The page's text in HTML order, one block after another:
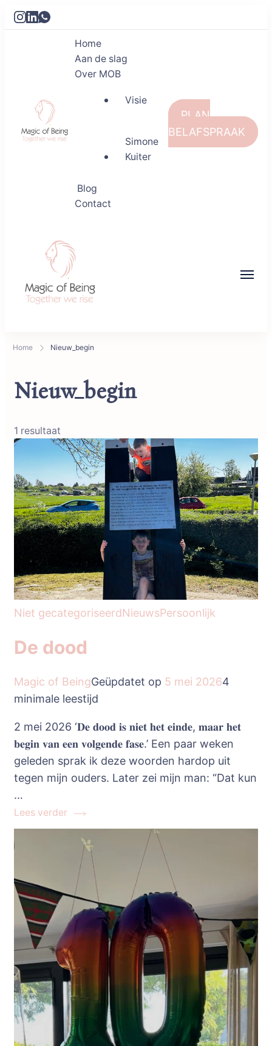
Magic of Being
Home
Aan de slag
Over MOB
Visie
Simone
Kuiter
Blog
Contact
PLAN
BELAFSPRAAK
Home Nieuw_begin
Nieuw_begin
1 resultaat
Niet gecategoriseerdNieuwsPersoonlijk
De dood
Magic of BeingGeüpdatet op 5 mei 20264
minimale leestijd
2 mei 2026 ‘𝐃𝐞 𝐝𝐨𝐨𝐝 𝐢𝐬 𝐧𝐢𝐞𝐭 𝐡𝐞𝐭 𝐞𝐢𝐧𝐝𝐞, 𝐦𝐚𝐚𝐫 𝐡𝐞𝐭
𝐛𝐞𝐠𝐢𝐧 𝐯𝐚𝐧 𝐞𝐞𝐧 𝐯𝐨𝐥𝐠𝐞𝐧𝐝𝐞 𝐟𝐚𝐬𝐞.’ Een paar weken
geleden sprak ik deze woorden hardop uit
tegen mijn ouders. Later zei mijn man: “Dat kun
…
Lees verder